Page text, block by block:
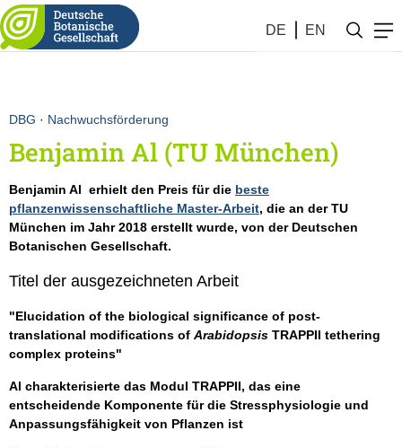
DE EN
DBG · Nachwuchsförderung
Benjamin Al (TU München)
Benjamin Al erhielt den Preis für die beste
pflanzenwissenschaftliche Master-Arbeit, die an der TU
München im Jahr 2018 erstellt wurde, von der Deutschen
Botanischen Gesellschaft.
Titel der ausgezeichneten Arbeit
"Elucidation of the biological significance of post-
translational modifications of Arabidopsis TRAPPII tethering
complex proteins"
Al charakterisierte das Modul TRAPPII, das eine
entscheidende Komponente für die Stressphysiologie und
Anpassungsfähigkeit von Pflanzen ist